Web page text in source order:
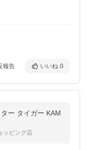
報告 いいね 0
ー タイガー KAM
ッピング店